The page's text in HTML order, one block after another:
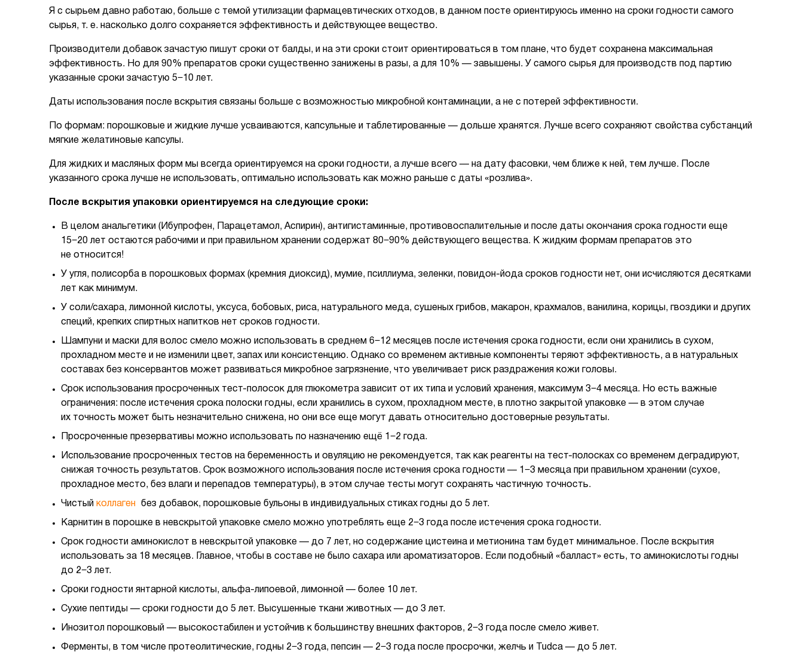
Я с сырьем давно работаю, больше с темой утилизации фармацевтических отходов, в данном посте ориентируюсь именно на сроки годности самого
сырья, т. е. насколько долго сохраняется эффективность и действующее вещество.
Производители добавок зачастую пишут сроки от балды, и на эти сроки стоит ориентироваться в том плане, что будет сохранена максимальная
эффективность. Но для 90% препаратов сроки существенно занижены в разы, а для 10% — завышены. У самого сырья для производств под партию
указанные сроки зачастую 5−10 лет.
Даты использования после вскрытия связаны больше с возможностью микробной контаминации, а не с потерей эффективности.
По формам: порошковые и жидкие лучше усваиваются, капсульные и таблетированные — дольше хранятся. Лучше всего сохраняют свойства субстанций
мягкие желатиновые капсулы.
Для жидких и масляных форм мы всегда ориентируемся на сроки годности, а лучше всего — на дату фасовки, чем ближе к ней, тем лучше. После
указанного срока лучше не использовать, оптимально использовать как можно раньше с даты «розлива».
После вскрытия упаковки ориентируемся на следующие сроки:
В целом анальгетики (Ибупрофен, Парацетамол, Аспирин), антигистаминные, противовоспалительные и после даты окончания срока годности еще
15−20 лет остаются рабочими и при правильном хранении содержат 80−90% действующего вещества. К жидким формам препаратов это
не относится!
У угля, полисорба в порошковых формах (кремния диоксид), мумие, псиллиума, зеленки, повидон-йода сроков годности нет, они исчисляются десятками
лет как минимум.
У соли/сахара, лимонной кислоты, уксуса, бобовых, риса, натурального меда, сушеных грибов, макарон, крахмалов, ванилина, корицы, гвоздики и других
специй, крепких спиртных напитков нет сроков годности.
Шампуни и маски для волос смело можно использовать в среднем 6−12 месяцев после истечения срока годности, если они хранились в сухом,
прохладном месте и не изменили цвет, запах или консистенцию. Однако со временем активные компоненты теряют эффективность, а в натуральных
составах без консервантов может развиваться микробное загрязнение, что увеличивает риск раздражения кожи головы.
Срок использования просроченных тест-полосок для глюкометра зависит от их типа и условий хранения, максимум 3−4 месяца. Но есть важные
ограничения: после истечения срока полоски годны, если хранились в сухом, прохладном месте, в плотно закрытой упаковке — в этом случае
их точность может быть незначительно снижена, но они все еще могут давать относительно достоверные результаты.
Просроченные презервативы можно использовать по назначению ещё 1−2 года.
Использование просроченных тестов на беременность и овуляцию не рекомендуется, так как реагенты на тест-полосках со временем деградируют,
снижая точность результатов. Срок возможного использования после истечения срока годности — 1−3 месяца при правильном хранении (сухое,
прохладное место, без влаги и перепадов температуры), в этом случае тесты могут сохранять частичную точность.
Чистый коллаген без добавок, порошковые бульоны в индивидуальных стиках годны до 5 лет.
Карнитин в порошке в невскрытой упаковке смело можно употреблять еще 2−3 года после истечения срока годности.
Срок годности аминокислот в невскрытой упаковке — до 7 лет, но содержание цистеина и метионина там будет минимальное. После вскрытия
использовать за 18 месяцев. Главное, чтобы в составе не было сахара или ароматизаторов. Если подобный «балласт» есть, то аминокислоты годны
до 2−3 лет.
Сроки годности янтарной кислоты, альфа-липоевой, лимонной — более 10 лет.
Сухие пептиды — сроки годности до 5 лет. Высушенные ткани животных — до 3 лет.
Инозитол порошковый — высокостабилен и устойчив к большинству внешних факторов, 2−3 года после смело живет.
Ферменты, в том числе протеолитические, годны 2−3 года, пепсин — 2−3 года после просрочки, желчь и Tudca — до 5 лет.